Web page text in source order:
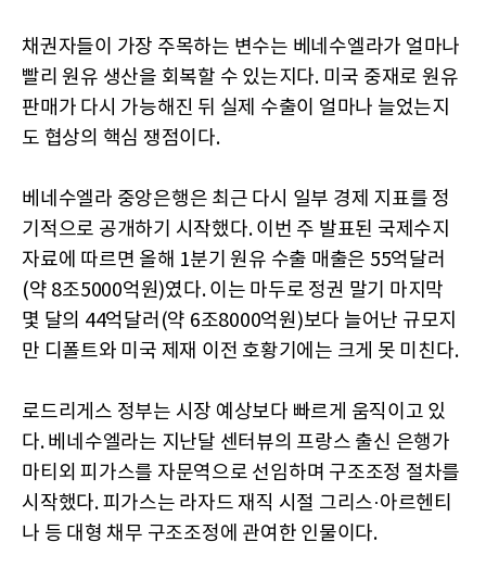
채권자들이 가장 주목하는 변수는 베네수엘라가 얼마나
빨리 원유 생산을 회복할 수 있는지다. 미국 중재로 원유
판매가 다시 가능해진 뒤 실제 수출이 얼마나 늘었는지
도 협상의 핵심 쟁점이다.
베네수엘라 중앙은행은 최근 다시 일부 경제 지표를 정
기적으로 공개하기 시작했다. 이번 주 발표된 국제수지
자료에 따르면 올해 1분기 원유 수출 매출은 55억달러
(약 8조5000억원)였다. 이는 마두로 정권 말기 마지막
몇 달의 44억달러(약 6조8000억원)보다 늘어난 규모지
만 디폴트와 미국 제재 이전 호황기에는 크게 못 미친다.
로드리게스 정부는 시장 예상보다 빠르게 움직이고 있
다. 베네수엘라는 지난달 센터뷰의 프랑스 출신 은행가
마티외 피가스를 자문역으로 선임하며 구조조정 절차를
시작했다. 피가스는 라자드 재직 시절 그리스·아르헨티
나 등 대형 채무 구조조정에 관여한 인물이다.